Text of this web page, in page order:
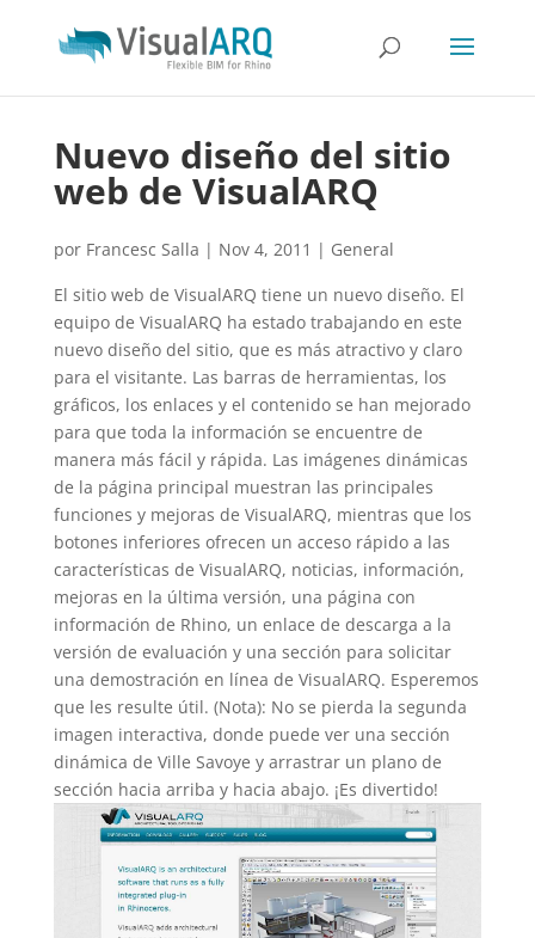
Nuevo diseño del sitio
web de VisualARQ
por Francesc Salla | Nov 4, 2011 | General
El sitio web de VisualARQ tiene un nuevo diseño. El
equipo de VisualARQ ha estado trabajando en este
nuevo diseño del sitio, que es más atractivo y claro
para el visitante. Las barras de herramientas, los
gráficos, los enlaces y el contenido se han mejorado
para que toda la información se encuentre de
manera más fácil y rápida. Las imágenes dinámicas
de la página principal muestran las principales
funciones y mejoras de VisualARQ, mientras que los
botones inferiores ofrecen un acceso rápido a las
características de VisualARQ, noticias, información,
mejoras en la última versión, una página con
información de Rhino, un enlace de descarga a la
versión de evaluación y una sección para solicitar
una demostración en línea de VisualARQ. Esperemos
que les resulte útil. (Nota): No se pierda la segunda
imagen interactiva, donde puede ver una sección
dinámica de Ville Savoye y arrastrar un plano de
sección hacia arriba y hacia abajo. ¡Es divertido!